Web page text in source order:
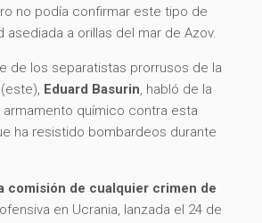
no podía confirmar este tipo de
asediada a orillas del mar de Azov.
de los separatistas prorrusos de la
Eduard Basurin, habló de la
químico contra esta
ha resistido bombardeos durante
comisión de cualquier crimen de
en Ucrania, lanzada el 24 de